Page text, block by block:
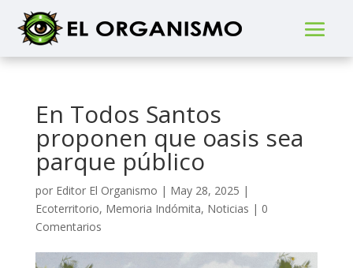
En Todos Santos
proponen que oasis sea
parque público
por Editor El Organismo | May 28, 2025 |
Ecoterritorio, Memoria Indómita, Noticias | 0
Comentarios